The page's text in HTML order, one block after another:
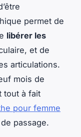
permet de
libérer les
et de
articulations.
mois de
tout à fait
pour femme
passage.